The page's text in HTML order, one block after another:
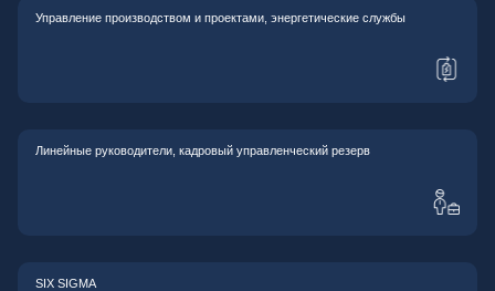
Управление производством и проектами, энергетические службы
Линейные руководители, кадровый управленческий резерв
SIX SIGMA